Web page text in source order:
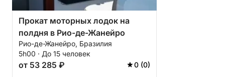
Прокат моторных лодок на
полдня в Рио-де-Жанейро
Рио-де-Жанейро, Бразилия
5h00 · До 15 человек
от 53 285 ₽ 0 (0)